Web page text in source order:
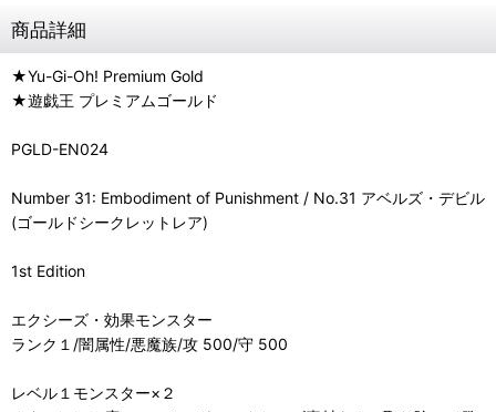
商品詳細
★Yu-Gi-Oh! Premium Gold
★遊戯王 プレミアムゴールド
PGLD-EN024
Number 31: Embodiment of Punishment / No.31 アベルズ・デビル
(ゴールドシークレットレア)
1st Edition
エクシーズ・効果モンスター
ランク１/闇属性/悪魔族/攻 500/守 500
レベル１モンスター×２